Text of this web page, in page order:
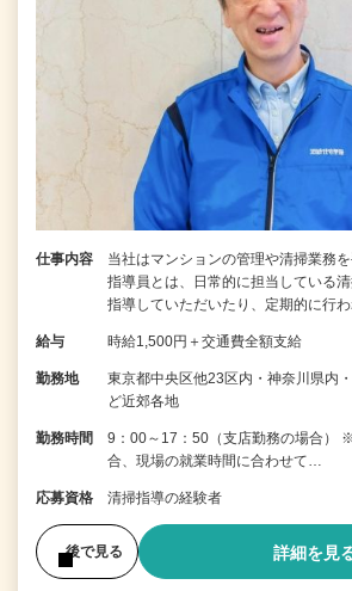
仕事内容
当社はマンションの管理や清掃業務
指導員とは、日常的に担当している
指導していただいたり、定期的に行
給与 時給1,500円＋交通費全額支給
勤務地
東京都中央区他23区内・神奈川県内
ど近郊各地
勤務時間
9：00～17：50（支店勤務の場合）
合、現場の就業時間に合わせて…
応募資格 清掃指導の経験者
後で見る 詳細を見